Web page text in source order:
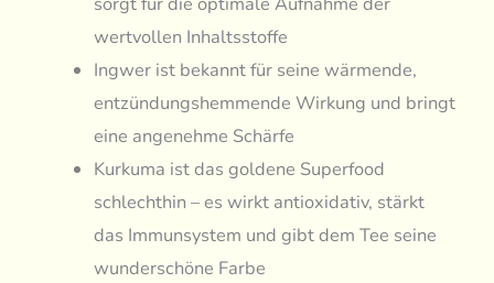
wertvollen Inhaltsstoffe
Ingwer ist bekannt für seine wärmende,
entzündungshemmende Wirkung und bringt
eine angenehme Schärfe
Kurkuma ist das goldene Superfood
schlechthin – es wirkt antioxidativ, stärkt
das Immunsystem und gibt dem Tee seine
wunderschöne Farbe